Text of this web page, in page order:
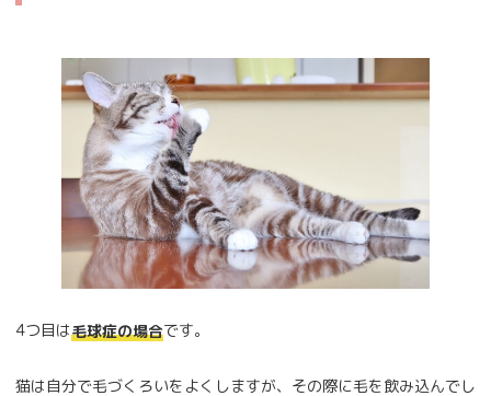
4つ目は毛球症の場合です。
猫は自分で毛づくろいをよくしますが、その際に毛を飲み込んでし